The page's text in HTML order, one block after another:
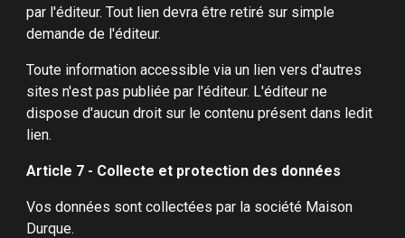
par l'éditeur. Tout lien devra être retiré sur simple
demande de l'éditeur.
Toute information accessible via un lien vers d'autres
sites n'est pas publiée par l'éditeur. L'éditeur ne
dispose d'aucun droit sur le contenu présent dans ledit
lien.
Article 7 - Collecte et protection des données
Vos données sont collectées par la société Maison
Durque.